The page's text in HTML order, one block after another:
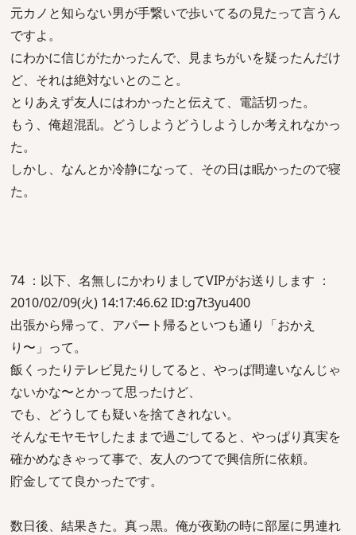
元カノと知らない男が手繋いで歩いてるの見たって言うん
ですよ。
にわかに信じがたかったんで、見まちがいを疑ったんだけ
ど、それは絶対ないとのこと。
とりあえず友人にはわかったと伝えて、電話切った。
もう、俺超混乱。どうしようどうしようしか考えれなかっ
た。
しかし、なんとか冷静になって、その日は眠かったので寝
た。
74 ：以下、名無しにかわりましてVIPがお送りします ：
2010/02/09(火) 14:17:46.62 ID:g7t3yu400
出張から帰って、アパート帰るといつも通り「おかえ
り〜」って。
飯くったりテレビ見たりしてると、やっぱ間違いなんじゃ
ないかな〜とかって思ったけど、
でも、どうしても疑いを捨てきれない。
そんなモヤモヤしたままで過ごしてると、やっぱり真実を
確かめなきゃって事で、友人のつてで興信所に依頼。
貯金してて良かったです。
数日後、結果きた。真っ黒。俺が夜勤の時に部屋に男連れ